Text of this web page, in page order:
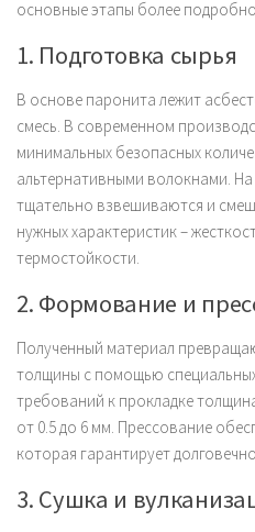
основные этапы более
1. Подготовка сырья
В основе паронита лежит
смесь. В современном
минимальных безопасных
альтернативными волокнами.
тщательно взвешиваются и
нужных характеристик –
термостойкости.
2. Формование и
Полученный материал
толщины с помощью
требований к прокладке
от 0.5 до 6 мм. Прессование
которая гарантирует
3. Сушка и